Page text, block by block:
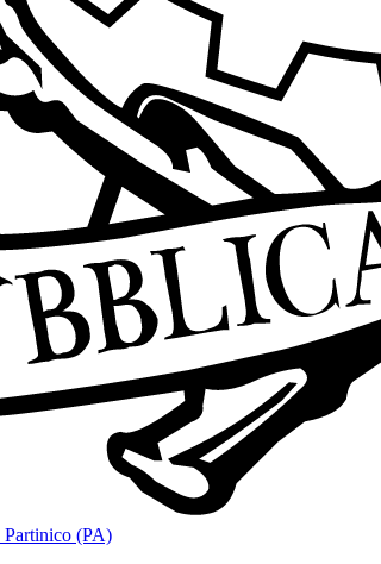
Partinico (PA)